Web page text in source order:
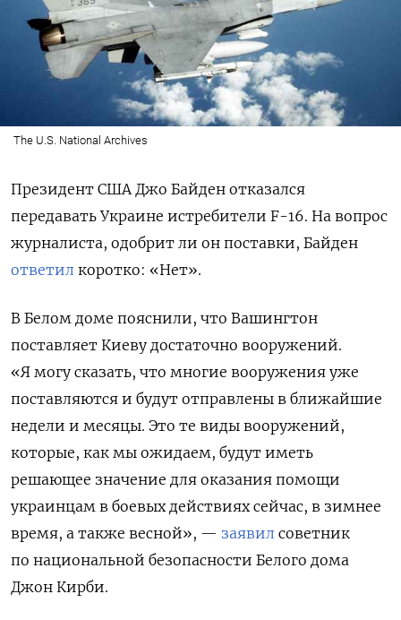
The U.S. National Archives
Президент США Джо Байден отказался
передавать Украине истребители F-16. На вопрос
журналиста, одобрит ли он поставки, Байден
ответил коротко: «Нет».
В Белом доме пояснили, что Вашингтон
поставляет Киеву достаточно вооружений.
«Я могу сказать, что многие вооружения уже
поставляются и будут отправлены в ближайшие
недели и месяцы. Это те виды вооружений,
которые, как мы ожидаем, будут иметь
решающее значение для оказания помощи
украинцам в боевых действиях сейчас, в зимнее
время, а также весной», — заявил советник
по национальной безопасности Белого дома
Джон Кирби.